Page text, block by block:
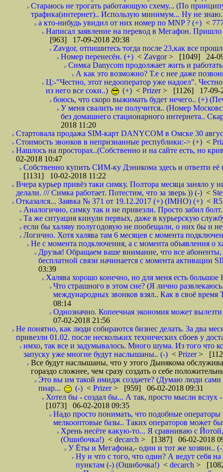
Стараюсь не трогать работающую схему... (По
трафика(интернет).. Использую минимум... Ну не
а кто-нибудь увидил от них номер по MNP ? (+) <
Написал заявление на перевод в Мегафон.
[963] 17-09-2018 20:38
Zavgor, отпишитесь тогда после 23,как все
Номер перенесён. (+) < Zavgor> [1049] 24-
Симка Danycom продолжает жить и
А как это возможно? Т.е с нее даже
Ц:-"Честно, этот недооператор уже надоел".
из него все соки..)
(+) < Prizer> [1126] 17-09-
боюсь, что скоро выжимать будет нечего.. (+)
У меня свалить не получится.. (Номер
без домашнего стационарного интернета..
2018 11:20
Стартовала продажа SIM-карт DANYCOM в Омске 30
Стоимость звонков в непризнанные республики:-> (+) <
Нашлось на просторах..(Собственно и на сайте есть, но
02-2018 10:47
Собственно купить СИМ-ку Дэникома здесь и отвезти
[1131] 10-02-2018 11:22
Вчера курьер привёз таки симку. Полтора месяца заняло
делали. /// Симка работает. Потестим, что за зверь )) (-) <
Отказался... Заявка № 371 от 19.12.2017 (+) (IMHO) (+) <
Аналогично, симку так и не привезли. Просто забил
Та же ситуация кинули первых, даже в курьерскую
если бы халяву полугодовую не пообещали, о них бы и
Логично. Хотя халява там 6 месяцев с момента
Не с момента подключения, а с момента объявления о
Друзья! Обращаем ваше внимание, что все
бесплатной связи начинается с момента
03:39
Халява хорошо конечно, но для меня есть
Что страшного в этом сне? (Я лично
международных звонков взял.. Как в своё
08:14
Однозначно. Копеечная экономия может
07-02-2018 21:56
Не понятно, как люди собираются бизнес делать. За два
привезли 01.02. после нескольких технических сбоев у
имхо, так все и задумывалось. Много шума. Из того что
запуску уже многие будут наслышаны.. (-) < Prizer>
Все будут наслышаны, что у этого Дынякома
гораздо сложнее, чем сразу создать о себе
Это вы им такой имидж создаете? (Думаю люди сами
пиар...
(-) < Prizer> [959] 06-02-2018 09:31
Хотел бы - создал бы... А так, просто мысли вслух
[1073] 06-02-2018 09:35
Надо просто понимать, что подобные
мелкооптовые базы.. Таких операторов может
Хрень несёте какую-то... Я сравниваю с
(Ошибочка!) < decarch > [1387] 06-02-2018
У Ёты и Мегафона,- один и тот же хозяин..
Ну и что с того, что один? А ведут себя
пунктам (-) (Ошибочка!) < decarch >